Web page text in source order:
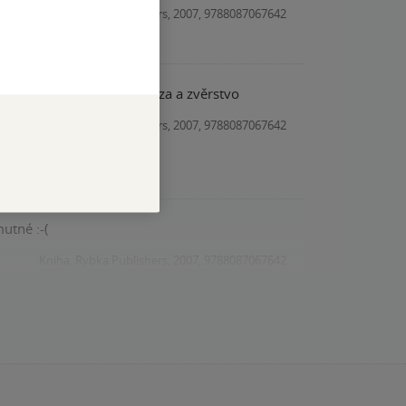
Kniha, Rybka Publishers, 2007, 9788087067642
v koncentráku je hrůza a zvěrstvo
Kniha, Rybka Publishers, 2007, 9788087067642
a štěstí že jsme to neprožili Dost smutné :-(